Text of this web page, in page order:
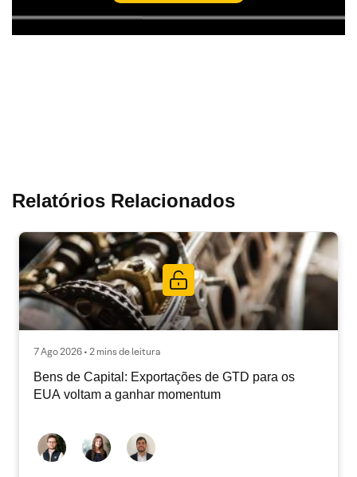
Relatórios Relacionados
7 Ago 2026 • 2 mins de leitura
Bens de Capital: Exportações de GTD para os
EUA voltam a ganhar momentum